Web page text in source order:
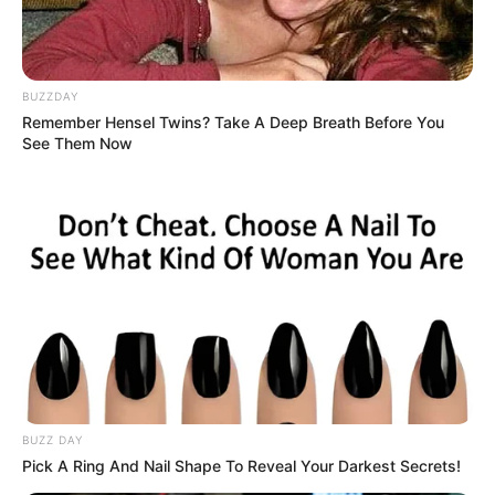
Berat Badan: 45 kg
Golongan Darah: A
Profesi: Penyanyi
Hobi: –
Fakta Menarik
BUZZDAY
Remember Hensel Twins? Take A Deep Breath Before You
See Them Now
BUZZ DAY
Pick A Ring And Nail Shape To Reveal Your Darkest Secrets!